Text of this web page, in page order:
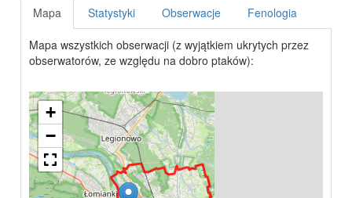
Mapa Statystyki Obserwacje Fenologia
Mapa wszystkich obserwacji (z wyjątkiem ukrytych przez
obserwatorów, ze względu na dobro ptaków):
+
−